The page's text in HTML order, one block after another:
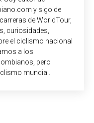
y sigo de
de WorldTour,
curiosidades,
el ciclismo nacional
a los
pero
mundial.